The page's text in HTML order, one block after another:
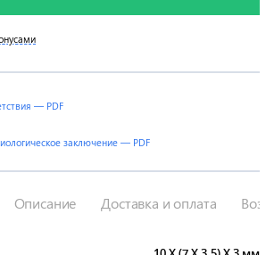
— PDF
заключение — PDF
Описание Доставка и оплата